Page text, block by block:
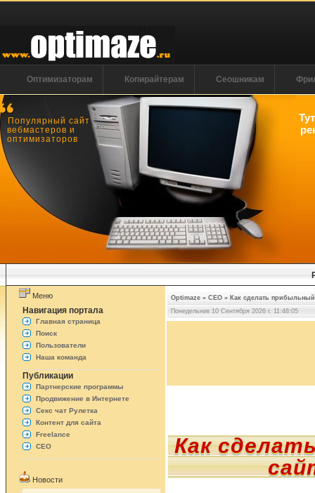
Оптимизаторам Копирайтерам Сеошникам
Популярный сайт
вебмастеров и
оптимизаторов
Меню
Навигация портала
Главная страница
Поиск
Пользователи
Наша команда
Публикации
Партнерские программы
Продвижение в Интернете
Секс чат Рулетка
Контент для сайта
Freelance
СЕО
Новости
Optimaze » СЕО » Как сделать
Понедельник 10 Сентября 2026 г. 11:48:05
Как